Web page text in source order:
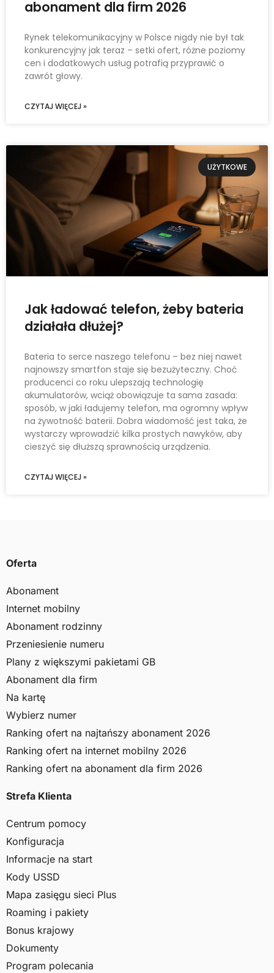
abonament dla firm 2026
Rynek telekomunikacyjny w Polsce nigdy nie był tak
konkurencyjny jak teraz – setki ofert, różne poziomy
cen i dodatkowych usług potrafią przyprawić o
zawrót głowy.
CZYTAJ WIĘCEJ »
UŻYTKOWE
Jak ładować telefon, żeby bateria
działała dłużej?
Bateria to serce naszego telefonu – bez niej nawet
najnowszy smartfon staje się bezużyteczny. Choć
producenci co roku ulepszają technologię
akumulatorów, wciąż obowiązuje ta sama zasada:
sposób, w jaki ładujemy telefon, ma ogromny wpływ
na żywotność baterii. Dobra wiadomość jest taka, że
wystarczy wprowadzić kilka prostych nawyków, aby
cieszyć się dłuższą sprawnością urządzenia.
CZYTAJ WIĘCEJ »
Oferta
Abonament
Internet mobilny
Abonament rodzinny
Przeniesienie numeru
Plany z większymi pakietami GB
Abonament dla firm
Na kartę
Wybierz numer
Ranking ofert na najtańszy abonament 2026
Ranking ofert na internet mobilny 2026
Ranking ofert na abonament dla firm 2026
Strefa Klienta
Centrum pomocy
Konfiguracja
Informacje na start
Kody USSD
Mapa zasięgu sieci Plus
Roaming i pakiety
Bonus krajowy
Dokumenty
Program polecania